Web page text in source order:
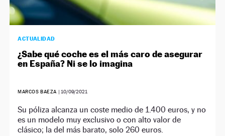
ACTUALIDAD
¿Sabe qué coche es el más caro de asegurar
en España? Ni se lo imagina
MARCOS BAEZA | 10/09/2021
Su póliza alcanza un coste medio de 1.400 euros, y no
es un modelo muy exclusivo o con alto valor de
clásico; la del más barato, solo 260 euros.